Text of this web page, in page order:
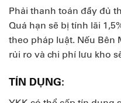
Phải thanh toán đầy đủ
Quá hạn sẽ bị tính lãi
theo pháp luật. Nếu Bên
rủi ro và chi phí lưu kho
TÍN DỤNG: